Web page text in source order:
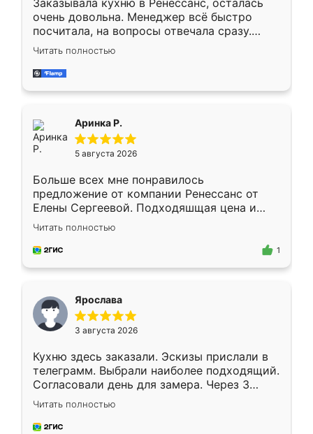
Заказывала кухню в Ренессанс, осталась
очень довольна. Менеджер всё быстро
посчитала, на вопросы отвечала сразу.
Замерщик приехал в субботу, подошёл к
делу со всей ответственностью. Собрали
за день, ребята работали аккуратно, даже
Читать полностью
Аринка Р.
5 августа 2026
Больше всех мне понравилось
предложение от компании Ренессанс от
Елены Сергеевой. Подходяшщая цена и
короткие сроки изготовления. Приехавший
для замера сотрудник Владислав
предложил по моему эскизу самый
Читать полностью
1
Ярослава
3 августа 2026
Кухню здесь заказали. Эскизы прислали в
телеграмм. Выбрали наиболее подходящий.
Согласовали день для замера. Через 3
недели кухня была уже готова. Остались
довольны работой. Спасибо Ренессанс
мебель за качественную работу!
Читать полностью